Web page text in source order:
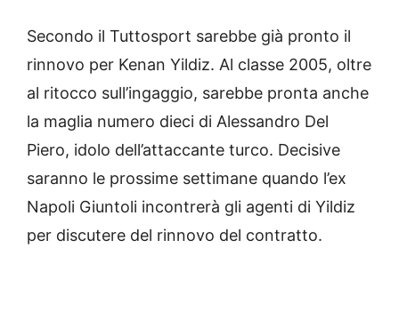
Secondo il Tuttosport sarebbe già pronto il
rinnovo per Kenan Yildiz. Al classe 2005, oltre
al ritocco sull’ingaggio, sarebbe pronta anche
la maglia numero dieci di Alessandro Del
Piero, idolo dell’attaccante turco. Decisive
saranno le prossime settimane quando l’ex
Napoli Giuntoli incontrerà gli agenti di Yildiz
per discutere del rinnovo del contratto.